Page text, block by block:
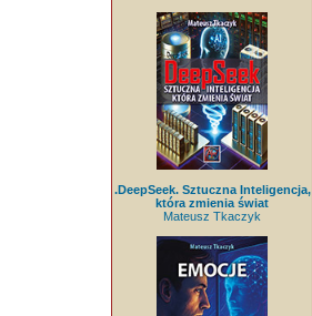
.DeepSeek. Sztuczna Inteligencja,
która zmienia świat
Mateusz Tkaczyk